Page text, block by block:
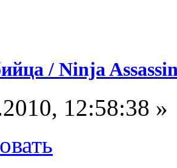
/ Ninja
12:58:38 »